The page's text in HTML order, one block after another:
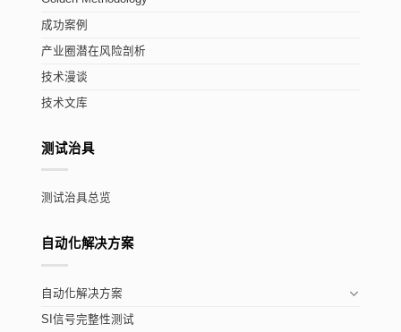
成功案例
产业圈潜在风险剖析
技术漫谈
技术文库
测试治具
测试治具总览
自动化解决方案
自动化解决方案
SI信号完整性测试